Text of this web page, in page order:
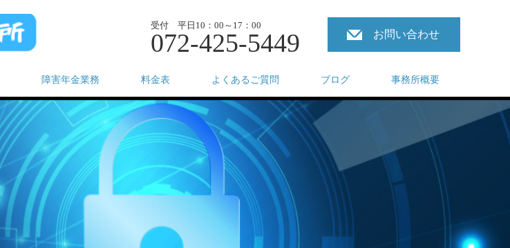
受付 平日10：00～17：00
072-425-5449 お問い合わせ
障害年金業務 料金表 よくあるご質問 ブログ 事務所概要